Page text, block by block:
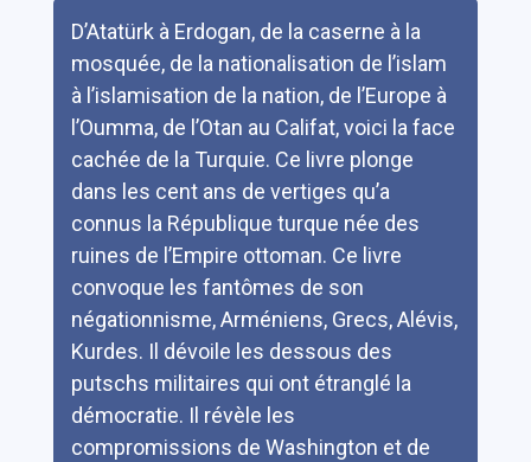
D’Atatürk à Erdogan, de la caserne à la
mosquée, de la nationalisation de l’islam
à l’islamisation de la nation, de l’Europe à
l’Oumma, de l’Otan au Califat, voici la face
cachée de la Turquie. Ce livre plonge
dans les cent ans de vertiges qu’a
connus la République turque née des
ruines de l’Empire ottoman. Ce livre
convoque les fantômes de son
négationnisme, Arméniens, Grecs, Alévis,
Kurdes. Il dévoile les dessous des
putschs militaires qui ont étranglé la
démocratie. Il révèle les
compromissions de Washington et de